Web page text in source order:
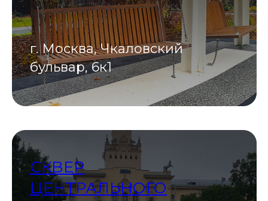
г. Москва, Чкаловский
бульвар, 6к1
СКВЕР
ЦЕНТРАЛЬНОГО